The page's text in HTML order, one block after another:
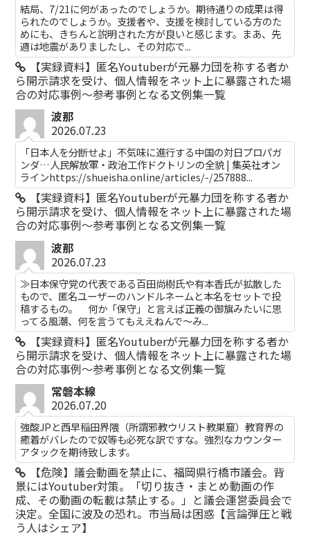
結局、7/21に何があったのでしょうか。期待通りの成果は得
られたのでしょうか。支援者や、支援を検討している方のた
めにも、きちんと説明された方が良いと感じます。まあ、先
週は地震がありましたし、その対応で...
【実録資料】匿名Youtuberが元暴力団を称する者か
ら開示請求を受け、個人情報をネット上に暴露された場
合の対応事例～参考事例となる文例集一覧
波那
2026.07.23
「日本人を分断せよ」不気味に進行する中国の対日プロパガ
ンダ…人民解放軍・政治工作ドクトリンの全貌 | 集英社オン
ラインhttps://shueisha.online/articles/-/257888...
【実録資料】匿名Youtuberが元暴力団を称する者か
ら開示請求を受け、個人情報をネット上に暴露された場
合の対応事例～参考事例となる文例集一覧
波那
2026.07.23
≫日本保守党の代表である百田尚樹氏や有本香氏が拡散した
もので、匿名ユーザーのハンドルネームと本名をセットで投
稿するもの。 何か「保守」と言えば正義の御旗みたいに思
ってる風潮、何を言うてもええねんで〜み...
【実録資料】匿名Youtuberが元暴力団を称する者か
ら開示請求を受け、個人情報をネット上に暴露された場
合の対応事例～参考事例となる文例集一覧
常磐本線
2026.07.20
強酸JPと西早稲田界隈（所謂邪教ウリスト教巣窟）教育界の
癒着がバレたので奴等も必死な訳ですな。強烈なカウンター
アタックを期待致します。
【危険】議会動画を禁止に、福岡県行橋市議会。背
景にはYoutuber対策。「切り抜き・まとめ動画の作
成、その動画の転載は禁止する。」と議会運営委員会で
決定。全国に波及の恐れ。市当局は困惑【言論弾圧と戦
う人はシェア】